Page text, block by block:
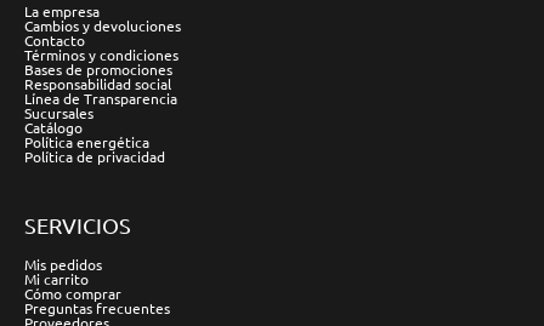
La empresa
Cambios y devoluciones
Contacto
Términos y condiciones
Bases de promociones
Responsabilidad social
Línea de Transparencia
Sucursales
Catálogo
Política energética
Política de privacidad
SERVICIOS
Mis pedidos
Mi carrito
Cómo comprar
Preguntas frecuentes